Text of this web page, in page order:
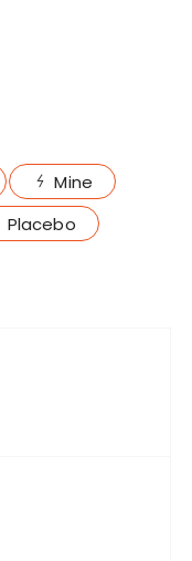
Mine
Placebo